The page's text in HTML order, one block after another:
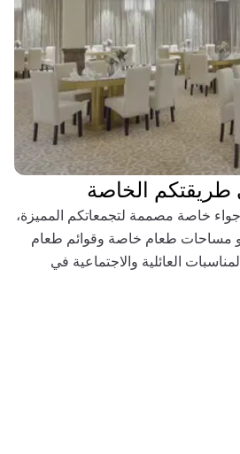
طريقتكم الخاصة
خاصة مصممة لتجمعاتكم المميزة،
مساحات طعام خاصة وقوائم طعام
العائلية والاجتماعية في